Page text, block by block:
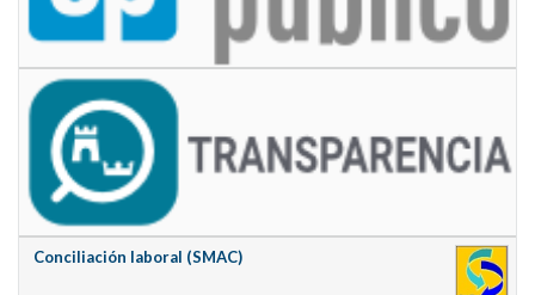
Conciliación laboral (SMAC)